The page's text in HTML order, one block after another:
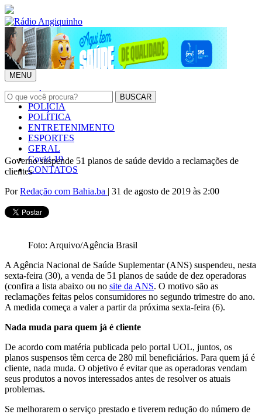
MENU
INÍCIO
POLÍCIA
POLÍTICA
ENTRETENIMENTO
ESPORTES
GERAL
Covid-19
CONTATOS
Governo suspende 51 planos de saúde devido a reclamações de
clientes
PorRedação com Bahia.ba | 31 de agosto de 2019 às 2:00
Foto: Arquivo/Agência Brasil
A Agência Nacional de Saúde Suplementar (ANS) suspendeu, nesta
sexta-feira (30), a venda de 51 planos de saúde de dez operadoras
(confira a lista abaixo ou no site da ANS. O motivo são as
reclamações feitas pelos consumidores no segundo trimestre do ano.
A medida começa a valer a partir da próxima sexta-feira (6).
Nada muda para quem já é cliente
De acordo com matéria publicada pelo portal UOL, juntos, os
planos suspensos têm cerca de 280 mil beneficiários. Para quem já é
cliente, nada muda. O objetivo é evitar que as operadoras vendam
seus produtos a novos interessados antes de resolver os atuais
problemas.
Se melhorarem o serviço prestado e tiverem redução do número de